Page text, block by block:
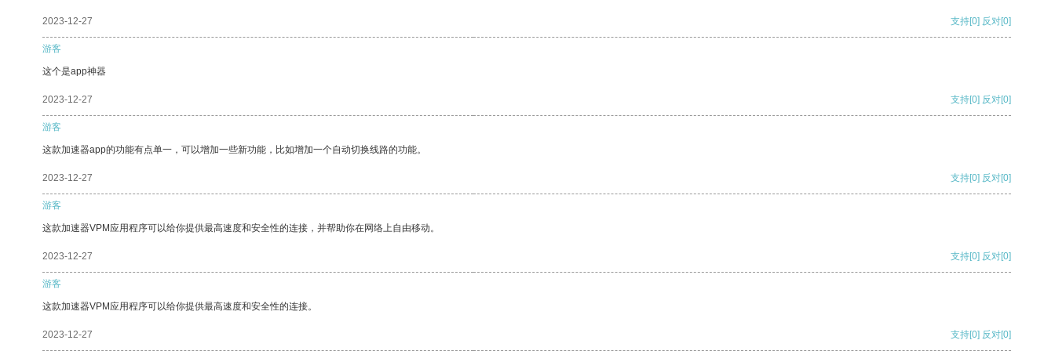
2023-12-27 支持[0] 反对[0]
游客
这个是app神器
2023-12-27 支持[0] 反对[0]
游客
这款加速器app的功能有点单一，可以增加一些新功能，比如增加一个自动切换线路的功能。
2023-12-27 支持[0] 反对[0]
游客
这款加速器VPM应用程序可以给你提供最高速度和安全性的连接，并帮助你在网络上自由移动。
2023-12-27 支持[0] 反对[0]
游客
这款加速器VPM应用程序可以给你提供最高速度和安全性的连接。
2023-12-27 支持[0] 反对[0]